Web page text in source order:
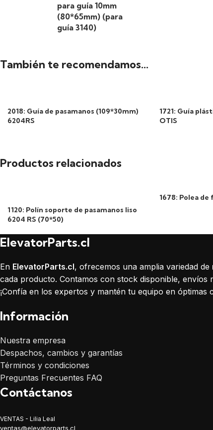
para guía 10mm
(80*65mm) (para
guía 3140)
También te recomendamos…
2018: Guía de pasamanos (109*30mm)
6204RS
1721: Guía
OTIS
Productos relacionados
1120: Polín soporte de pasamanos liso
6204 RS (70*50)
1678: Polea
ElevatorParts.cl
En ElevatorParts.cl, ofrecemos una amplia variedad de
cada producto. Contamos con stock disponible, envíos
¡Confía en los expertos y mantén tu equipo en óptimas
Información
Nuestra empresa
Despachos, cambios y garantías
Términos y condiciones
Preguntas Frecuentes FAQ
Contáctanos
VENTAS - Lilia Leal
ventas@elevatorparts.cl